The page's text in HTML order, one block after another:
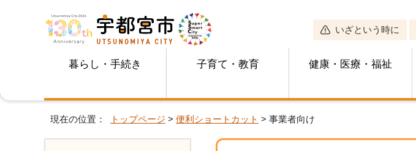
いざという時に
暮らし・手続き 子育て・教育 健康・医療・福祉
現在の位置： トップページ > 便利ショートカット > 事業者向け